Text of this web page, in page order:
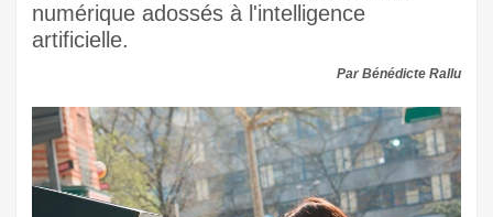
numérique adossés à l'intelligence
artificielle.
Par Bénédicte Rallu